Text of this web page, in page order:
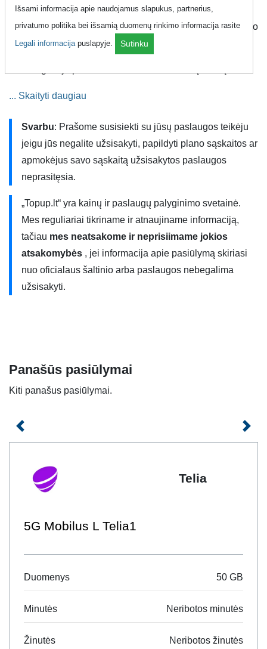
suteikiama Neribotos minutės ir Neribotos žinutės į visus
Lietuvos tinklus bei Neribotas internetas mobilaus interneto
duomenų naršymui Lietuvoje.
Paslaugos taip pat suteikiamos ir Europos Sąjungos (ES)
tarptinklinio ryšio (angl. roaming) paslauga. Išnaudotos
minutės ir SMS yra skaičiuojamos iš mokėjimo plano ir
nėra papildomai apmokestinamos. Įeinantys skambučiai
taip pat nėra papildomai apmokestinami. Išnaudojus ES
suteiktus kalbėjimo minutes, žinutes ar suteiktus GB,
„Best-07” naudoja 4G/4G+ ryšį. 4G ryšys net 10 kartų
faktoriai. Norėdami gauti daugiau informacijos, susisiekite
su savo paslaugų teikėju.
terminuotą sutartį. Magnetuko siūlomų planų privalumai:
neterminuotos sutartys;
nemokams SIM ir nemokamas SIM siuntimas;
... Skaityti daugiau
Svarbu: Prašome susisiekti su jūsų paslaugos teikėju
jeigu jūs negalite užsisakyti, papildyti plano sąskaitos ar
apmokėjus savo sąskaitą užsisakytos paslaugos
neprasitęsia.
„Topup.lt“ yra kainų ir paslaugų palyginimo svetainė.
Mes reguliariai tikriname ir atnaujiname informaciją,
tačiau mes neatsakome ir neprisiimame jokios
atsakomybės , jei informacija apie pasiūlymą skiriasi
nuo oficialaus šaltinio arba paslaugos nebegalima
užsisakyti.
Panašūs pasiūlymai
Kiti panašus pasiūlymai.
Ankstesnis Kitas
Telia
5G Mobilus L Telia1
Duomenys 50 GB
Minutės Neribotos minutės
Žinutės Neribotos žinutės
Išsami informacija apie naudojamus slapukus, partnerius,
privatumo politika bei išsamią duomenų rinkimo informacija rasite
Legali informacijapuslapyje. Sutinku